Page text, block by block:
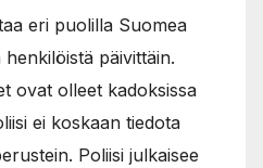
eri puolilla Suomea
henkilöistä päivittäin.
ovat olleet kadoksissa
ei koskaan tiedota
Poliisi julkaisee